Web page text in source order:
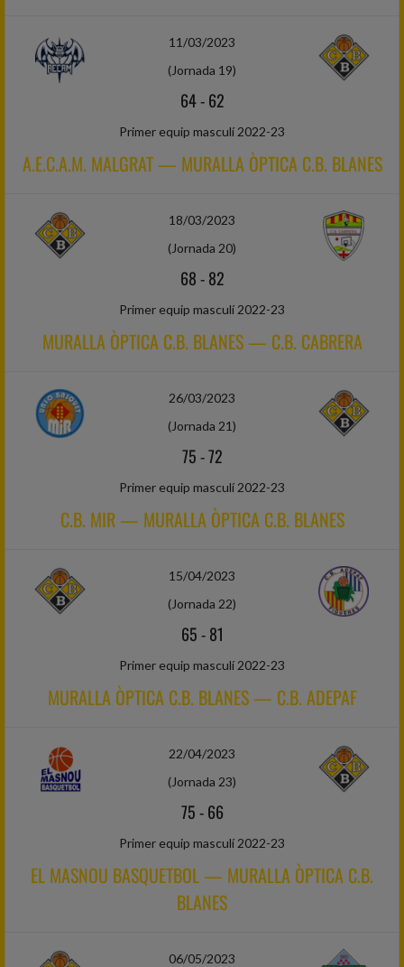
11/03/2023
(Jornada 19)
64-62
Primer equip masculí 2022-23
A.E.C.A.M. MALGRAT — MURALLA ÒPTICA C.B. BLANES
18/03/2023
(Jornada 20)
68-82
Primer equip masculí 2022-23
MURALLA ÒPTICA C.B. BLANES — C.B. CABRERA
26/03/2023
(Jornada 21)
75-72
Primer equip masculí 2022-23
C.B. MIR — MURALLA ÒPTICA C.B. BLANES
15/04/2023
(Jornada 22)
65-81
Primer equip masculí 2022-23
MURALLA ÒPTICA C.B. BLANES — C.B. ADEPAF
22/04/2023
(Jornada 23)
75-66
Primer equip masculí 2022-23
EL MASNOU BASQUETBOL — MURALLA ÒPTICA C.B.
BLANES
06/05/2023